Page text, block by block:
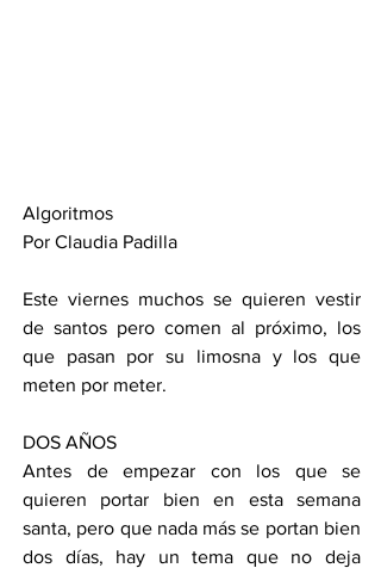
Algoritmos
Por Claudia Padilla
Este viernes muchos se quieren vestir
de santos pero comen al próximo, los
que pasan por su limosna y los que
meten por meter.
DOS AÑOS
Antes de empezar con los que se
quieren portar bien en esta semana
santa, pero que nada más se portan bien
dos días, hay un tema que no deja